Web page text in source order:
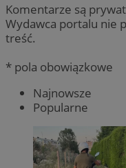
Komentarze są
Wydawca portalu nie
treść.
* pola obowiązkowe
Najnowsze
Popularne